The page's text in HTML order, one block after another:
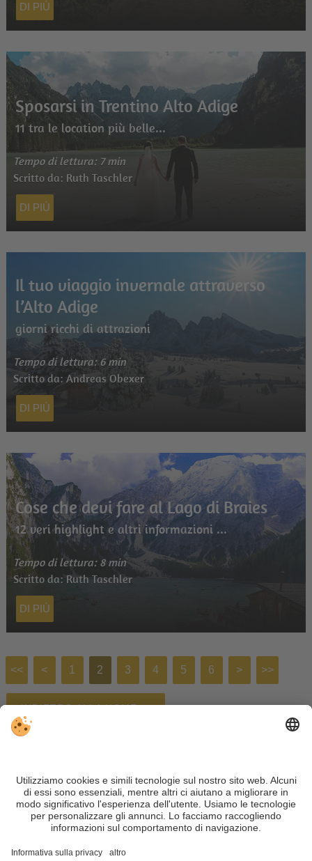
DI PIÙ
Sposarsi in Trentino Alto Adige
11 tra le location più belle...
Tempo di lettura: 7 min
Scritto da: Ruth Taschler
DI PIÙ
Il tuo viaggio invernale attraverso
l’Alto Adige
giorni ricchi di attrazioni
Tempo di lettura: 6 min
Scritto da: Andreas Obexer
DI PIÙ
Cose che devi fare al Lago di Braies
12 veri highlight e altri informazioni ...
Tempo di lettura: 8 min
Scritto da: Ruth Taschler
DI PIÙ
<< < 1 2 3 4 5 6 > >>
INDIETRO ALLA HOME
Meteo
Webcam